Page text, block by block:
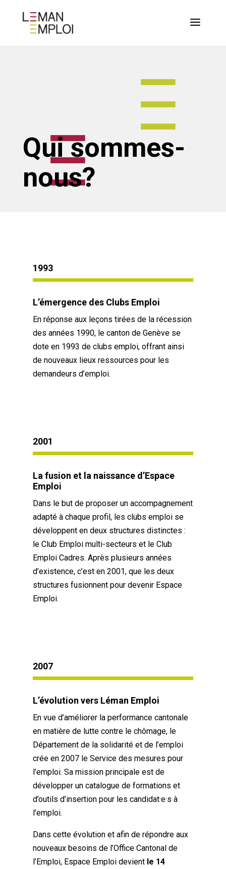
Qui sommes-
nous?
1993
L’émergence des Clubs Emploi
En réponse aux leçons tirées de la récession
des années 1990, le canton de Genève se
dote en 1993 de clubs emploi, offrant ainsi
de nouveaux lieux ressources pour les
demandeurs d’emploi.
2001
La fusion et la naissance d’Espace
Emploi
Dans le but de proposer un accompagnement
adapté à chaque profil, les clubs emploi se
développent en deux structures distinctes :
le Club Emploi multi-secteurs et le Club
Emploi Cadres. Après plusieurs années
d’existence, c’est en 2001, que les deux
structures fusionnent pour devenir Espace
Emploi.
2007
L’évolution vers Léman Emploi
En vue d’améliorer la performance cantonale
en matière de lutte contre le chômage, le
Département de la solidarité et de l’emploi
crée en 2007 le Service des mesures pour
l’emploi. Sa mission principale est de
développer un catalogue de formations et
d’outils d’insertion pour les candidat·e·s à
l’emploi.
Dans cette évolution et afin de répondre aux
nouveaux besoins de l’Office Cantonal de
l’Emploi, Espace Emploi devient le 14